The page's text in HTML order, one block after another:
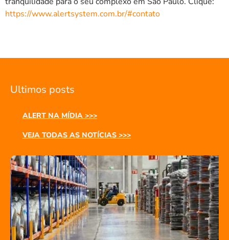
https://www.alertsystem.com.br/#contato
Ultimos posts
ALERT NA MÍDIA >>>
VEJA TODAS AS NOTÍCIAS >>>